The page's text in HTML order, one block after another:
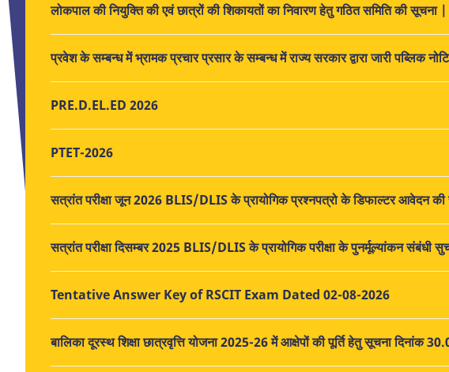
लोकपाल की नियुक्ति की एवं छात्रों की शिकायतों का निवारण हेतु गठित समिति की सूचना |
प्रवेश के सम्बन्ध में भ्रामक प्रचार प्रसार के सम्बन्ध में राज्य सरकार द्वारा जारी पब्लिक
PRE.D.EL.ED 2026
PTET-2026
सत्रांत परीक्षा जून 2026 BLIS/DLIS के प्रायोगिक प्रश्नपत्रो के डिफाल्टर आवेदन
सत्रांत परीक्षा दिसम्बर 2025 BLIS/DLIS के प्रायोगिक परीक्षा के पुनर्मूल्यांकन संबंधी
Tentative Answer Key of RSCIT Exam Dated 02-08-2026
बालिका दूरस्थ शिक्षा छात्रवृत्ति योजना 2025-26 में आक्षेपों की पूर्ति हेतु सूचना दिनांक